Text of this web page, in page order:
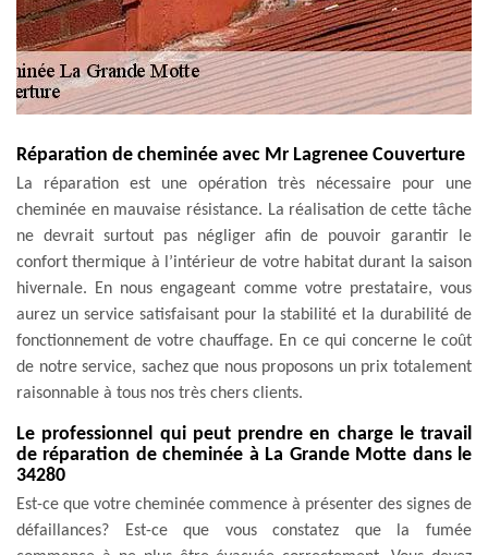
Réparation de cheminée avec Mr Lagrenee Couverture
La réparation est une opération très nécessaire pour une
cheminée en mauvaise résistance. La réalisation de cette tâche
ne devrait surtout pas négliger afin de pouvoir garantir le
confort thermique à l’intérieur de votre habitat durant la saison
hivernale. En nous engageant comme votre prestataire, vous
aurez un service satisfaisant pour la stabilité et la durabilité de
fonctionnement de votre chauffage. En ce qui concerne le coût
de notre service, sachez que nous proposons un prix totalement
raisonnable à tous nos très chers clients.
Le professionnel qui peut prendre en charge le travail
de réparation de cheminée à La Grande Motte dans le
34280
Est-ce que votre cheminée commence à présenter des signes de
défaillances? Est-ce que vous constatez que la fumée